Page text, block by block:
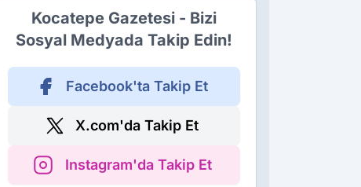
Kocatepe Gazetesi - Bizi
Sosyal Medyada Takip Edin!
Facebook'ta Takip Et
X.com'da Takip Et
Instagram'da Takip Et